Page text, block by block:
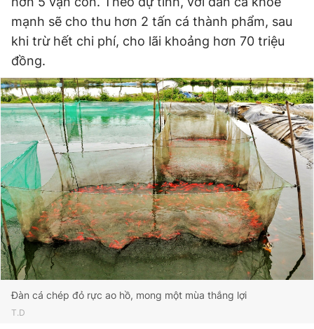
mạnh sẽ cho thu hơn 2 tấn cá thành phẩm, sau
khi trừ hết chi phí, cho lãi khoảng hơn 70 triệu
đồng.
Đàn cá chép đỏ rực ao hồ, mong một mùa thắng lợi
T.D